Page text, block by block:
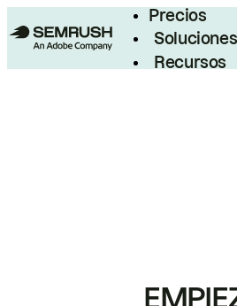
Precios
Soluciones
Recursos